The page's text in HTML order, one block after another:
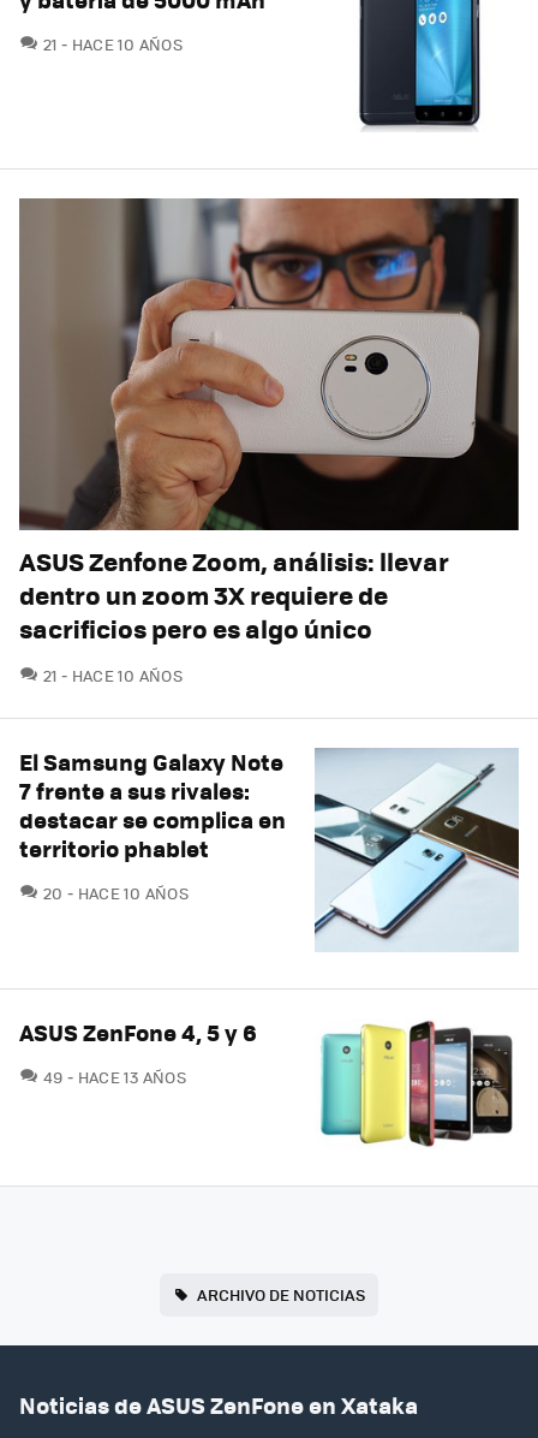
21 COMENTARIOS
HACE 10 AÑOS
ASUS Zenfone Zoom, análisis: llevar
dentro un zoom 3X requiere de
sacrificios pero es algo único
21 COMENTARIOS
HACE 10 AÑOS
El Samsung Galaxy Note
7 frente a sus rivales:
destacar se complica en
territorio phablet
20 COMENTARIOS
HACE 10 AÑOS
ASUS ZenFone 4, 5 y 6
49 COMENTARIOS
HACE 13 AÑOS
ARCHIVO DE NOTICIAS
Noticias de ASUS ZenFone en Xataka